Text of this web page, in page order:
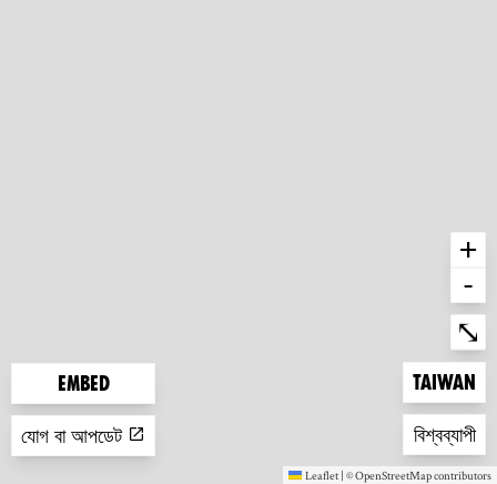
Embed
যোগ বা আপডেট
+
-
⤡
Zoom to
Taiwan
Zoom to
বিশ্বব্যাপী
Leaflet | ©OpenStreetMapcontributors